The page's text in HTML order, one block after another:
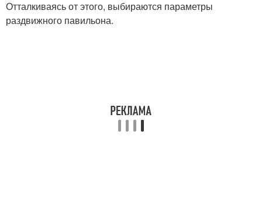
Отталкиваясь от этого, выбираются параметры
раздвижного павильона.